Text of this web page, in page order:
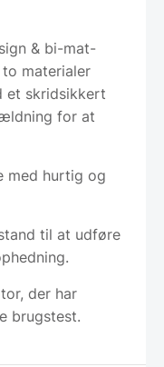
& bi-mat-
materialer
et skridsikkert
for at
med hurtig og
til at udføre
der har
brugstest.